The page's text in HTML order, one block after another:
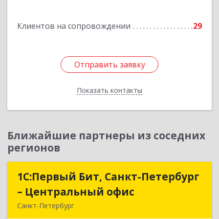
Клиентов на сопровождении 29
Отправить заявку
Показать контакты
Отправить заявку
Назад
Ближайшие партнеры из соседних
регионов
1С:Первый Бит, Санкт-Петербург
– Центральный офис
Санкт-Петербург
1С:Первый Бит, Санкт-Петербург
– Центральный офис